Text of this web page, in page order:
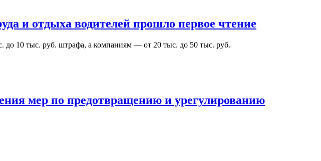
и отдыха водителей прошло первое чтение
до 10 тыс. руб. штрафа, а компаниям — от 20 тыс. до 50 тыс. руб.
мер по предотвращению и урегулированию